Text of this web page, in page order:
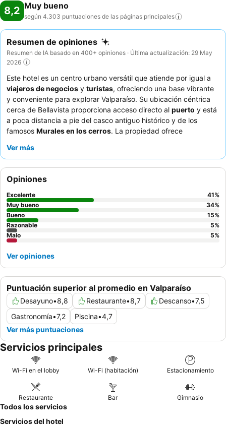
8,2 Muy bueno
según 4.303 puntuaciones de las páginas principales
Resumen de opiniones
Resumen de IA basado en 400+ opiniones · Última actualización: 29 May
2026
Este hotel es un centro urbano versátil que atiende por igual a
viajeros de negocios y turistas, ofreciendo una base vibrante
y conveniente para explorar Valparaíso. Su ubicación céntrica
cerca de Bellavista proporciona acceso directo al puerto y está
a poca distancia a pie del casco antiguo histórico y de los
famosos Murales en los cerros. La propiedad ofrece
maravillosa vista a la bahía y al puerto. Los huéspedes elogian
desayuno buffet
variada selección. Para una estancia más tranquila, considere
solicitar una habitación con vistas al jardín.
Ver más
Puntuación superior al promedio en Valparaíso
Desayuno•8,8 Restaurante•8,7 Descanso•7,5
Gastronomía•7,2 Piscina•4,7
Ver más puntuaciones
Opiniones
Excelente 41%
Muy bueno
34%
Bueno
15%
Razonable
5%
Malo
5%
Ver opiniones
Servicios principales
Wi-Fi en el lobby Wi-Fi (habitación) Estacionamiento
Restaurante Bar Gimnasio
Todos los servicios
Servicios del hotel